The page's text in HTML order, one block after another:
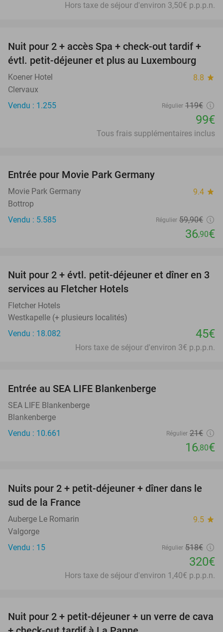
Hors taxe de séjour d'environ 3,50€ p.p.p.n.
17%
Nuit pour 2 + accès Spa + check-out tardif +
évtl. petit-déjeuner et plus au Luxembourg
Koener Hotel 8.8 star
Clervaux
Vendu : 1.255
Régulier 119€
99€
Tous frais supplémentaires inclus
Entrée pour Movie Park Germany
Movie Park Germany 9.4 star
Bottrop
Vendu : 5.585
Régulier 59,90€
36,90€
Nuit pour 2 + évtl. petit-déjeuner et dîner en 3
services au Fletcher Hotels
Fletcher Hotels
Westkapelle (+ plusieurs localités)
Vendu : 18.082
45€
Hors taxe de séjour d'environ 3€ p.p.p.n.
Entrée au SEA LIFE Blankenberge
SEA LIFE Blankenberge
Blankenberge
Vendu : 10.661
Régulier 21€
16,80€
38%
Nuits pour 2 + petit-déjeuner + dîner dans le
sud de la France
Auberge Le Romarin 9.5 star
Valgorge
Vendu : 15
Régulier 518€
320€
Hors taxe de séjour d'environ 1,40€ p.p.p.n.
45%
Nuit pour 2 + petit-déjeuner + un verre de cava